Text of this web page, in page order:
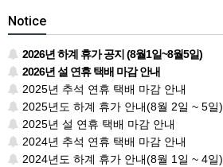
Notice
2026년 하계 휴가 공지 (8월1일~8월5일)
2026년 설 연휴 택배 마감 안내
2025년 추석 연휴 택배 마감 안내
2025년도 하계 휴가 안내(8월 2일 ~ 5일)
2025년 설 연휴 택배 마감 안내
2024년 추석 연휴 택배 마감 안내
2024년도 하계 휴가 안내(8월 1일 ~ 4일)